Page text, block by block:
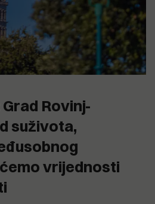
Rovinj-
suživota,
vrijednosti